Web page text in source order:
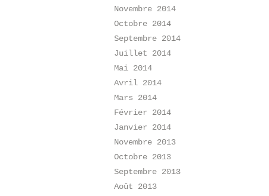
Novembre 2014
Octobre 2014
Septembre 2014
Juillet 2014
Mai 2014
Avril 2014
Mars 2014
Février 2014
Janvier 2014
Novembre 2013
Octobre 2013
Septembre 2013
Août 2013